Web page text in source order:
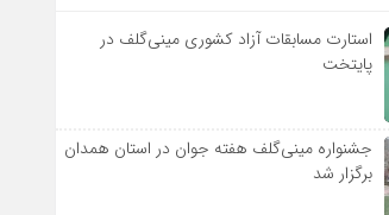
استارت مسابقات آزاد کشوری مینی‌گلف در
پایتخت
جشنواره مینی‌گلف هفته جوان در استان همدان
برگزار شد